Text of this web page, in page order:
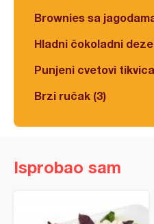
Brownies sa
Hladni čokoladni
Punjeni cvetovi tikvica
Brzi ručak (3)
Isprobao sam